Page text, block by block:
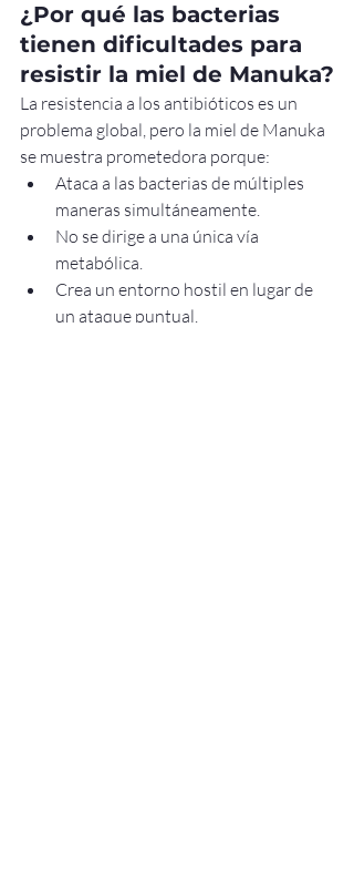
¿Por qué las bacterias
tienen dificultades para
resistir la miel de Manuka?
La resistencia a los antibióticos es un
problema global, pero la miel de Manuka
se muestra prometedora porque:
Ataca a las bacterias de múltiples
maneras simultáneamente.
No se dirige a una única vía
metabólica.
Crea un entorno hostil en lugar de
un ataque puntual.